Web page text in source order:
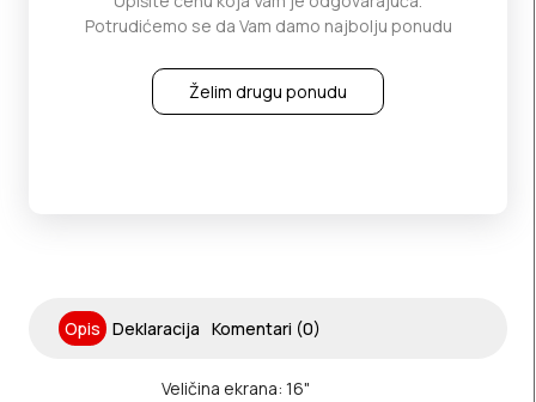
Potrudićemo se da Vam damo najbolju ponudu
Želim drugu ponudu
Opis Deklaracija Komentari (0)
Veličina ekrana: 16"